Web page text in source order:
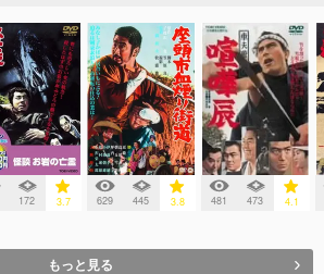
172 3.7 629 445 3.8 481 473 4.1
もっと見る